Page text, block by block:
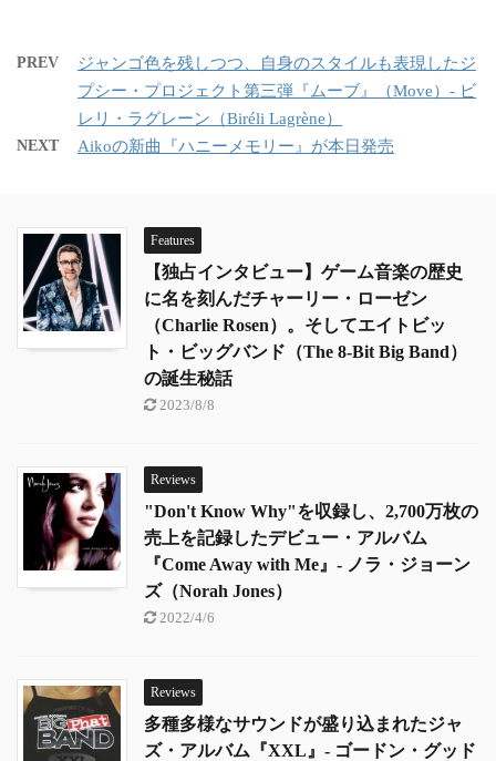
PREV
ジャンゴ色を残しつつ、自身のスタイルも表現したジ
プシー・プロジェクト第三弾『ムーブ』（Move）- ビ
レリ・ラグレーン（Biréli Lagrène）
NEXT Aikoの新曲『ハニーメモリー』が本日発売
Features
【独占インタビュー】ゲーム音楽の歴史
に名を刻んだチャーリー・ローゼン
（Charlie Rosen）。そしてエイトビッ
ト・ビッグバンド（The 8-Bit Big Band）
の誕生秘話
2023/8/8
Reviews
"Don't Know Why"を収録し、2,700万枚の
売上を記録したデビュー・アルバム
『Come Away with Me』- ノラ・ジョーン
ズ（Norah Jones）
2022/4/6
Reviews
多種多様なサウンドが盛り込まれたジャ
ズ・アルバム『XXL』- ゴードン・グッド